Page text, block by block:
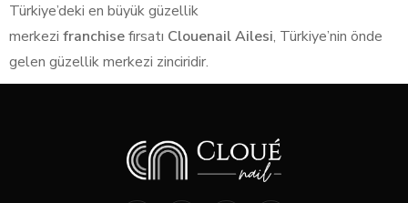
Türkiye’deki en büyük güzellik
merkezi franchisefırsatı Clouenail Ailesi, Türkiye’nin önde
gelen güzellik merkezi zinciridir.